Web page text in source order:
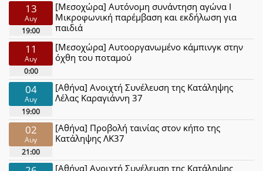
13
Αυγ
19:00
[Μεσοχώρα] Αυτόνομη συνάντηση αγώνα Ι
Μικροφωνική παρέμβαση και εκδήλωση για
παιδιά
11
Αυγ
0:00
[Μεσοχώρα] Αυτοοργανωμένο κάμπινγκ στην
όχθη του ποταμού
04
Αυγ
19:00
[Αθήνα] Ανοιχτή Συνέλευση της Κατάληψης
Λέλας Καραγιάννη 37
02
Αυγ
21:00
[Αθήνα] Προβολή ταινίας στον κήπο της
Κατάληψης ΛΚ37
[Αθήνα] Ανοιχτή Συνέλευση της Κατάληψης